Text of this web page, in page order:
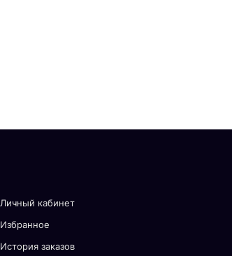
Личный кабинет
Избранное
История заказов